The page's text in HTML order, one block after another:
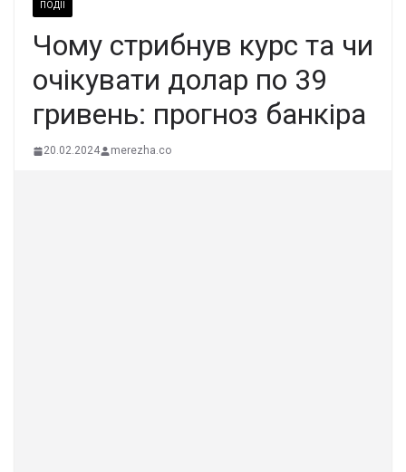
ПОДІЇ
Чому стрибнув курс та чи
очікувати долар по 39
гривень: прогноз банкіра
20.02.2024 merezha.co